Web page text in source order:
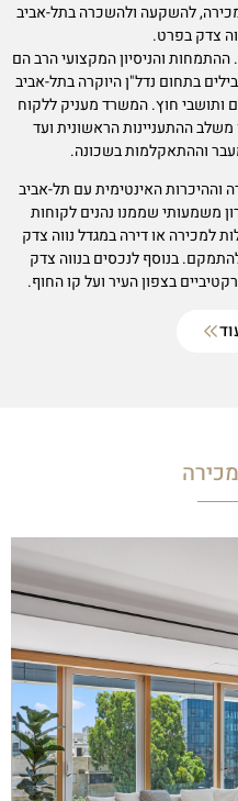
להשקעה ולהשכרה בתל-אביב
צדק בפרט.
ניסיון של יותר מ 18- שנה. ההתמחות והניסיון המקצועי הרב הם
בתחום נדל"ן היוקרה בתל-אביב
ותושבי חוץ. המשרד מעניק ללקוח
ההתעניינות הראשונית ועד
וההתאקלמות בשכונה.
וההיכרות האינטימית עם תל-אביב
משמעותי שממנו נהנים לקוחות
למכירה או דירה במגדל נווה צדק
בנוסף לנכסים בנווה צדק
בצפון העיר ועל קו החוף.